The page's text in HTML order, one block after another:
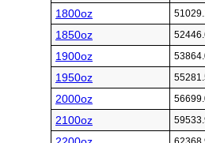
1800oz
1850oz
1900oz
1950oz
2000oz
2100oz